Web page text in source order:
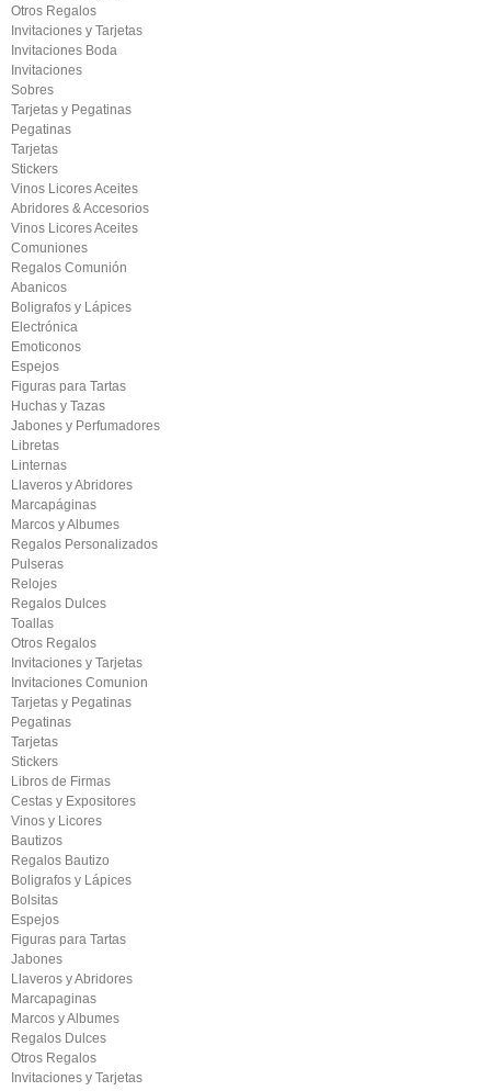
Otros Regalos
Invitaciones y Tarjetas
Invitaciones Boda
Invitaciones
Sobres
Tarjetas y Pegatinas
Pegatinas
Tarjetas
Stickers
Vinos Licores Aceites
Abridores & Accesorios
Vinos Licores Aceites
Comuniones
Regalos Comunión
Abanicos
Boligrafos y Lápices
Electrónica
Emoticonos
Espejos
Figuras para Tartas
Huchas y Tazas
Jabones y Perfumadores
Libretas
Linternas
Llaveros y Abridores
Marcapáginas
Marcos y Albumes
Regalos Personalizados
Pulseras
Relojes
Regalos Dulces
Toallas
Otros Regalos
Invitaciones y Tarjetas
Invitaciones Comunion
Tarjetas y Pegatinas
Pegatinas
Tarjetas
Stickers
Libros de Firmas
Cestas y Expositores
Vinos y Licores
Bautizos
Regalos Bautizo
Boligrafos y Lápices
Bolsitas
Espejos
Figuras para Tartas
Jabones
Llaveros y Abridores
Marcapaginas
Marcos y Albumes
Regalos Dulces
Otros Regalos
Invitaciones y Tarjetas